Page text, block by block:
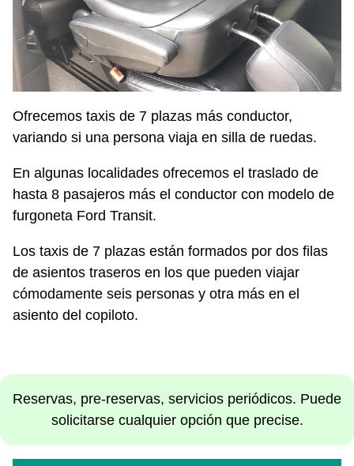
Ofrecemos taxis de 7 plazas más conductor,
variando si una persona viaja en silla de ruedas.
En algunas localidades ofrecemos el traslado de
hasta 8 pasajeros más el conductor con modelo de
furgoneta Ford Transit.
Los taxis de 7 plazas están formados por dos filas
de asientos traseros en los que pueden viajar
cómodamente seis personas y otra más en el
asiento del copiloto.
Reservas, pre-reservas, servicios periódicos. Puede
solicitarse cualquier opción que precise.